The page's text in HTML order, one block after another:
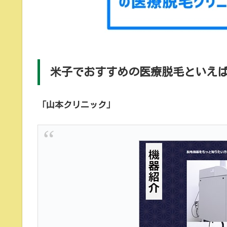
米子でおすすめの医療脱毛といえ
「山本クリニック」